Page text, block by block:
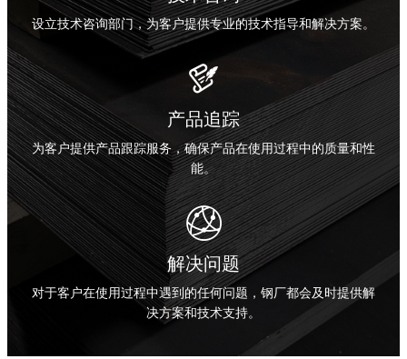
设立技术咨询部门，为客户提供专业的技术指导和解决方案。

产品追踪
为客户提供产品跟踪服务，确保产品在使用过程中的质量和性
能。

解决问题
对于客户在使用过程中遇到的任何问题，钢厂都会及时提供解
决方案和技术支持。